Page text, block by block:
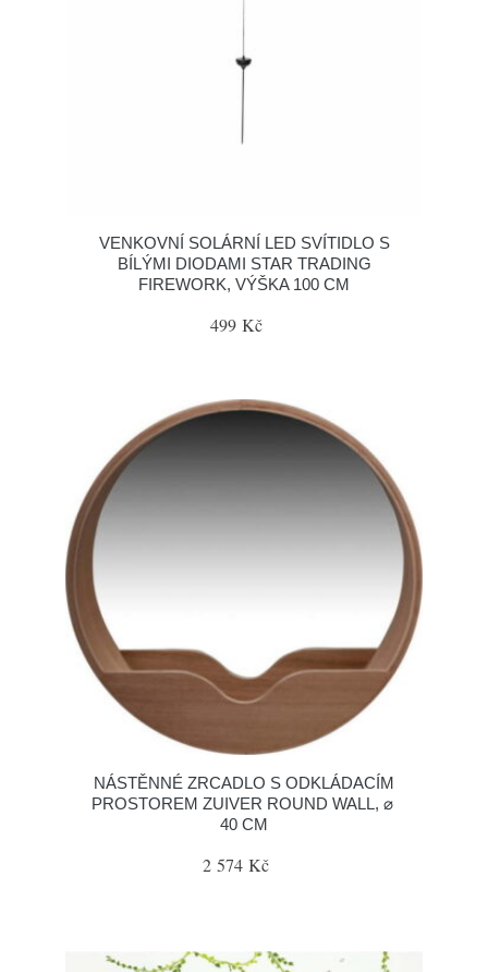
VENKOVNÍ SOLÁRNÍ LED SVÍTIDLO S
BÍLÝMI DIODAMI STAR TRADING
FIREWORK, VÝŠKA 100 CM
499 Kč
NÁSTĚNNÉ ZRCADLO S ODKLÁDACÍM
PROSTOREM ZUIVER ROUND WALL, ⌀
40 CM
2 574 Kč